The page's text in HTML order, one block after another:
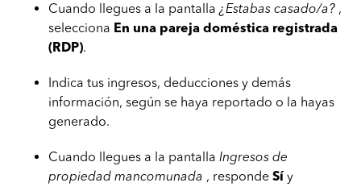
Cuando llegues a la pantalla ¿Estabas casado/a? ,
selecciona En una pareja doméstica registrada
(RDP).
Indica tus ingresos, deducciones y demás
información, según se haya reportado o la hayas
generado.
Cuando llegues a la pantalla Ingresos de
propiedad mancomunada , responde Sí y